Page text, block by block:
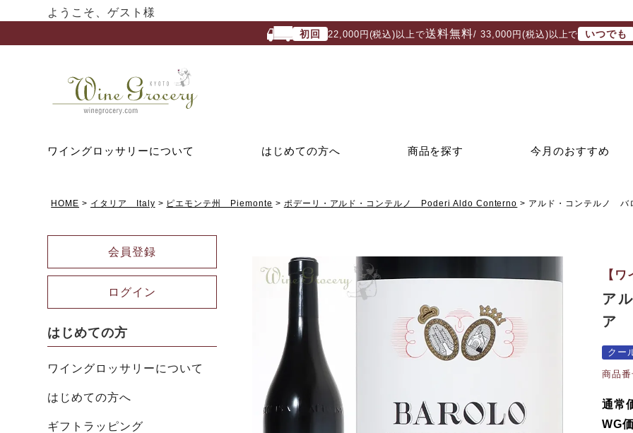
ようこそ、ゲスト様
初回 22,000円(税込)以上で送料無料/ 33,000円(税込)以上で いつでも
ワイングロッサリーについて はじめての方へ 商品を探す 今月のおすすめ
HOME イタリア Italy ピエモンテ州 Piemonte ポデーリ・アルド・コンテルノ Poderi Aldo Conterno アルド・コンテルノ
会員登録
ログイン
はじめての方
ワイングロッサリーについて
はじめての方へ
ギフトラッピング
【
ア
ア
クー
商品番
通常
WG